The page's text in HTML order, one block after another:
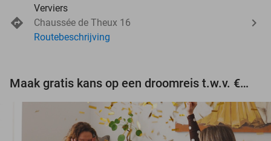
Verviers
Chaussée de Theux 16
Routebeschrijving
Maak gratis kans op een droomreis t.w.v. €3.000!